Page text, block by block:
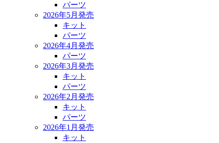
パーツ
2026年5月発売
キット
パーツ
2026年4月発売
パーツ
2026年3月発売
キット
パーツ
2026年2月発売
キット
パーツ
2026年1月発売
キット